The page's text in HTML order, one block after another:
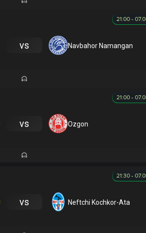
21:00 -
vs Navbahor Namangan
21:00 -
vs Ozgon
21:30 -
vs Neftchi Kochkor-Ata